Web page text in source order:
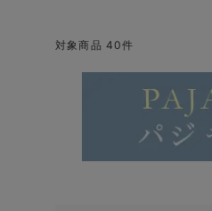
対象商品 40件